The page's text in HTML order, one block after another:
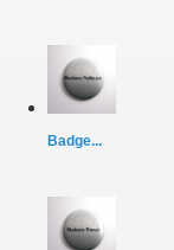
Badge...